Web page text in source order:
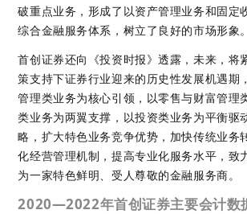
破重点业务，形成了以资产管理业务和固定
综合金融服务体系，树立了良好的市场形象
首创证券还向《投资时报》透露，未来，将
策支持下证券行业迎来的历史性发展机遇期
管理类业务为核心引领，以零售与财富管理
类业务为两翼支撑，以投资类业务为平衡驱
略，扩大特色业务竞争优势，加快传统业务
化经营管理机制，提高专业化服务水平，致
为一家特色鲜明、受人尊敬的金融服务商。
2020—2022年首创证券主要会计数